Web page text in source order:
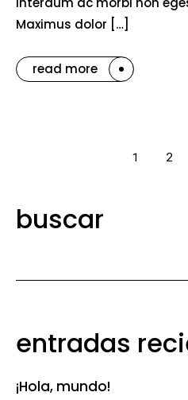
Maximus dolor […]
read more
1 2
buscar
entradas
¡Hola, mundo!